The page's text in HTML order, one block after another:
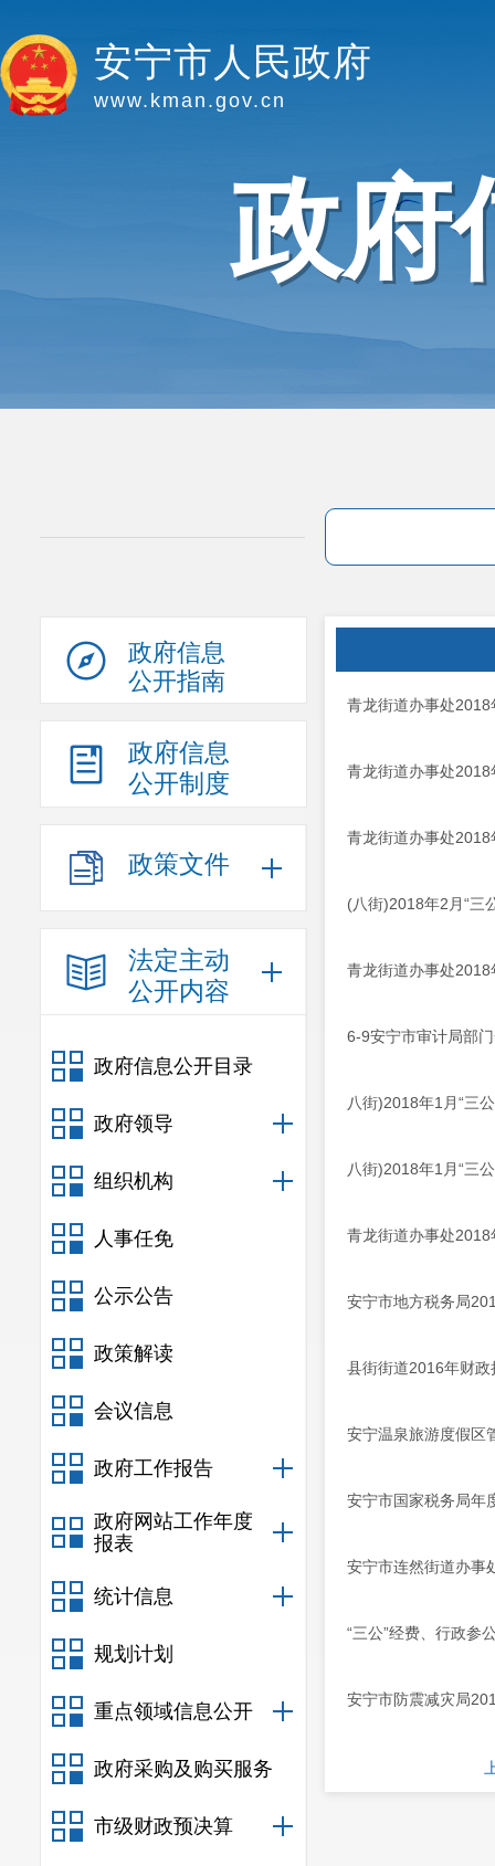
安宁市人民政府
www.kman.gov.cn
政府
政府信息
公开指南
政府信息
公开制度
政策文件
法定主动
公开内容
政府信息公开目录
政府领导
组织机构
人事任免
公示公告
政策解读
会议信息
政府工作报告
政府网站工作年度
报表
统计信息
规划计划
重点领域信息公开
政府采购及购买服务
市级财政预决算
青龙街道办事处
青龙街道办事处
青龙街道办事处
(八街)2018年2月“三
青龙街道办事处
6-9安宁市审计局部
八街)2018年1月“三
八街)2018年1月“三
青龙街道办事处
安宁市地方税务局
县街街道2016年财政
安宁温泉旅游度假区
安宁市国家税务局年
安宁市连然街道办事
“三公”经费、行政参
安宁市防震减灾局